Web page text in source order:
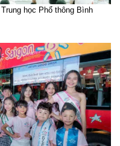
học Phổ thông Bình